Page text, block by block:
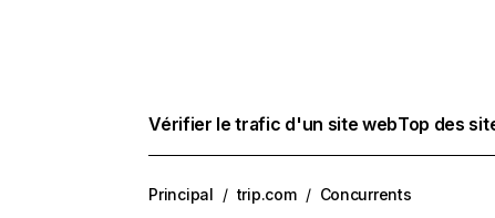
Vérifier le trafic d'un site webTop des
Principal / trip.com / Concurrents